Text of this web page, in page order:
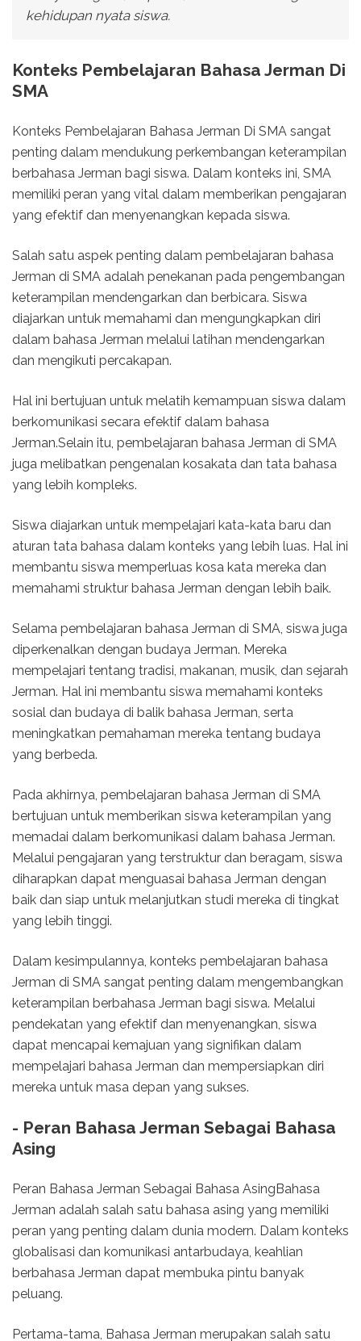
kehidupan nyata siswa.
Konteks Pembelajaran Bahasa Jerman Di
SMA
Konteks Pembelajaran Bahasa Jerman Di SMA sangat
penting dalam mendukung perkembangan keterampilan
berbahasa Jerman bagi siswa. Dalam konteks ini, SMA
memiliki peran yang vital dalam memberikan pengajaran
yang efektif dan menyenangkan kepada siswa.
Salah satu aspek penting dalam pembelajaran bahasa
Jerman di SMA adalah penekanan pada pengembangan
keterampilan mendengarkan dan berbicara. Siswa
diajarkan untuk memahami dan mengungkapkan diri
dalam bahasa Jerman melalui latihan mendengarkan
dan mengikuti percakapan.
Hal ini bertujuan untuk melatih kemampuan siswa dalam
berkomunikasi secara efektif dalam bahasa
Jerman.Selain itu, pembelajaran bahasa Jerman di SMA
juga melibatkan pengenalan kosakata dan tata bahasa
yang lebih kompleks.
Siswa diajarkan untuk mempelajari kata-kata baru dan
aturan tata bahasa dalam konteks yang lebih luas. Hal ini
membantu siswa memperluas kosa kata mereka dan
memahami struktur bahasa Jerman dengan lebih baik.
Selama pembelajaran bahasa Jerman di SMA, siswa juga
diperkenalkan dengan budaya Jerman. Mereka
mempelajari tentang tradisi, makanan, musik, dan sejarah
Jerman. Hal ini membantu siswa memahami konteks
sosial dan budaya di balik bahasa Jerman, serta
meningkatkan pemahaman mereka tentang budaya
yang berbeda.
Pada akhirnya, pembelajaran bahasa Jerman di SMA
bertujuan untuk memberikan siswa keterampilan yang
memadai dalam berkomunikasi dalam bahasa Jerman.
Melalui pengajaran yang terstruktur dan beragam, siswa
diharapkan dapat menguasai bahasa Jerman dengan
baik dan siap untuk melanjutkan studi mereka di tingkat
yang lebih tinggi.
Dalam kesimpulannya, konteks pembelajaran bahasa
Jerman di SMA sangat penting dalam mengembangkan
keterampilan berbahasa Jerman bagi siswa. Melalui
pendekatan yang efektif dan menyenangkan, siswa
dapat mencapai kemajuan yang signifikan dalam
mempelajari bahasa Jerman dan mempersiapkan diri
mereka untuk masa depan yang sukses.
- Peran Bahasa Jerman Sebagai Bahasa
Asing
Peran Bahasa Jerman Sebagai Bahasa AsingBahasa
Jerman adalah salah satu bahasa asing yang memiliki
peran yang penting dalam dunia modern. Dalam konteks
globalisasi dan komunikasi antarbudaya, keahlian
berbahasa Jerman dapat membuka pintu banyak
peluang.
Pertama-tama, Bahasa Jerman merupakan salah satu